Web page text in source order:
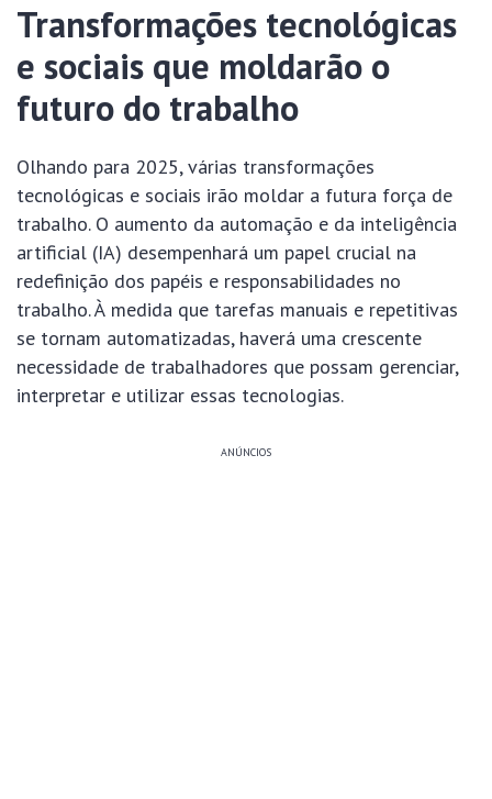
Transformações tecnológicas
e sociais que moldarão o
futuro do trabalho
Olhando para 2025, várias transformações
tecnológicas e sociais irão moldar a futura força de
trabalho. O aumento da automação e da inteligência
artificial (IA) desempenhará um papel crucial na
redefinição dos papéis e responsabilidades no
trabalho. À medida que tarefas manuais e repetitivas
se tornam automatizadas, haverá uma crescente
necessidade de trabalhadores que possam gerenciar,
interpretar e utilizar essas tecnologias.
ANÚNCIOS